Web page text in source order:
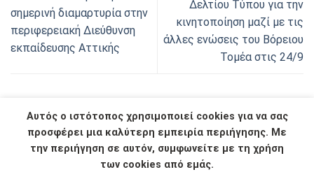
σημερινή διαμαρτυρία στην
περιφερειακή Διεύθυνση
εκπαίδευσης Αττικής
Δελτίου Τύπου για την
κινητοποίηση μαζί με τις
άλλες ενώσεις του Βόρειου
Τομέα στις 24/9
email Ομοσπονδίας: omosp.goneon.attikis@gmail.com
Αυτός ο ιστότοπος χρησιμοποιεί cookies για να σας
προσφέρει μια καλύτερη εμπειρία περιήγησης. Με
την περιήγηση σε αυτόν, συμφωνείτε με τη χρήση
των cookies από εμάς.